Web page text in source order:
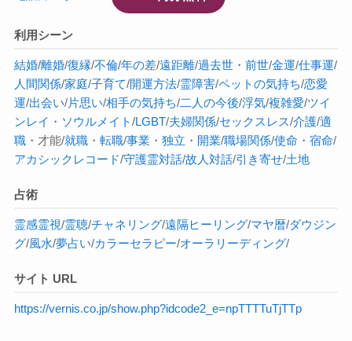
利用シーン
結婚/離婚/復縁/不倫/年の差/遠距離/過去世・ 前世/金運/仕事運/
人間関係/家庭/子育て/開運方法/霊障害/ペットの気持ち/恋愛
運/出会い/片思い/相手の気持ち/二人の今後/浮気/複雑愛/ツイ
ンレイ ・ ソウルメイト/LGBT/夫婦関係/セックスレス/介護/適
職・才能/就職・ 転職/事業 ・ 独立 ・ 開業/職場関係/使命 ・ 宿命/
アカシックレコード/守護霊対話/故人対話/引き寄せ/土地
占術
霊感霊視/霊聴/チャネリング/遠隔ヒーリング/マヤ暦/ダウジン
グ/風水/夢占い/カラーセラピー/オーラ リーディング/
サイト URL
https://vernis.co.jp/show.php?idcode2_e=npTTTTuTjTTp